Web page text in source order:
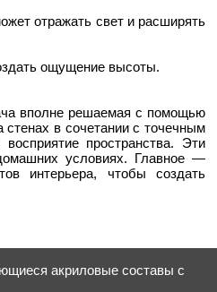
отражать свет и расширять
ощущение высоты.
вполне решаемая с помощью
в сочетании с точечным
пространства. Эти
условиях. Главное —
интерьера, чтобы создать
акриловые составы с